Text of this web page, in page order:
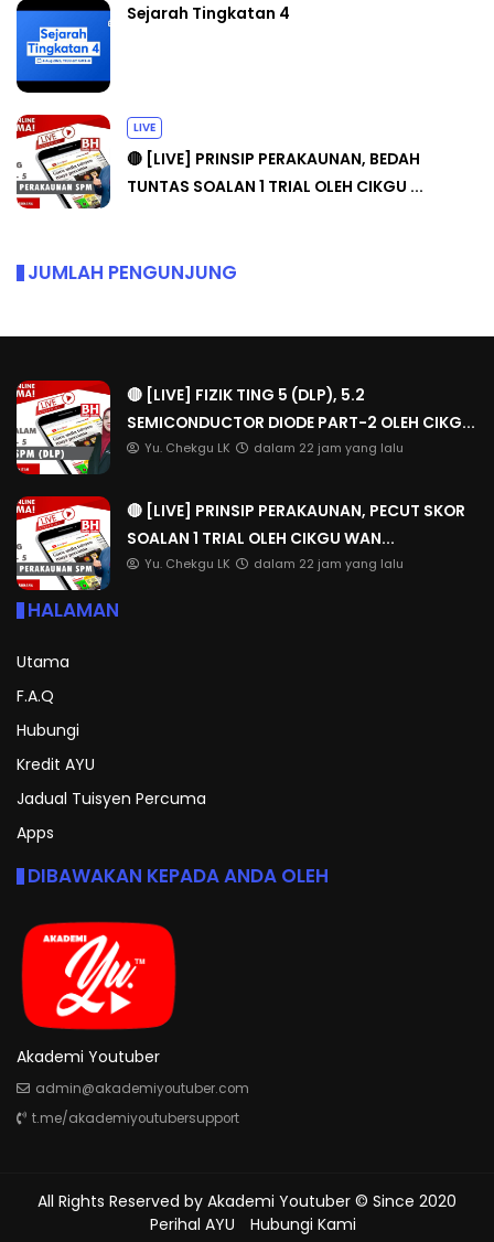
Sejarah Tingkatan 4
LIVE
🔴 [LIVE] PRINSIP PERAKAUNAN, BEDAH
TUNTAS SOALAN 1 TRIAL OLEH CIKGU ...
JUMLAH PENGUNJUNG
🔴 [LIVE] FIZIK TING 5 (DLP), 5.2
SEMICONDUCTOR DIODE PART-2 OLEH CIKG...
Yu. Chekgu LK dalam 22 jam yang lalu
🔴 [LIVE] PRINSIP PERAKAUNAN, PECUT SKOR
SOALAN 1 TRIAL OLEH CIKGU WAN...
Yu. Chekgu LK dalam 22 jam yang lalu
HALAMAN
Utama
F.A.Q
Hubungi
Kredit AYU
Jadual Tuisyen Percuma
Apps
DIBAWAKAN KEPADA ANDA OLEH
Akademi Youtuber
admin@akademiyoutuber.com
t.me/akademiyoutubersupport
All Rights Reserved by Akademi Youtuber © Since 2020
Perihal AYU
Hubungi Kami